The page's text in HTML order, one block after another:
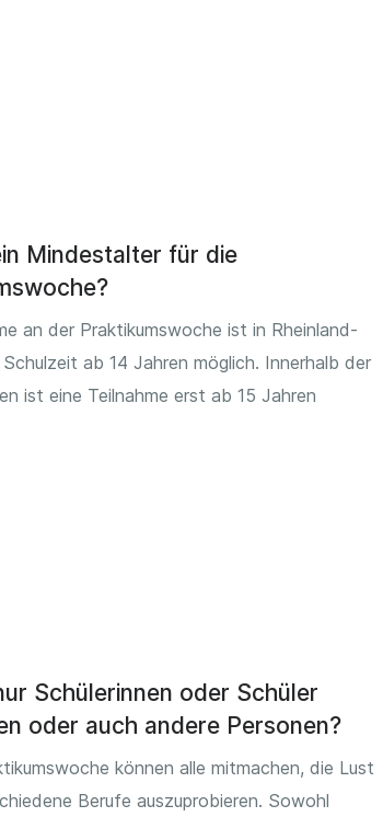
Mindestalter für die
an der Praktikumswoche ist in Rheinland-
ab 14 Jahren möglich. Innerhalb der
ist eine Teilnahme erst ab 15 Jahren
Schülerinnen oder Schüler
oder auch andere Personen?
können alle mitmachen, die Lust
Berufe auszuprobieren. Sowohl